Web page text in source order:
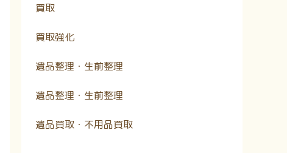
買取
買取強化
遺品整理・生前整理
遺品整理・生前整理
遺品買取・不用品買取